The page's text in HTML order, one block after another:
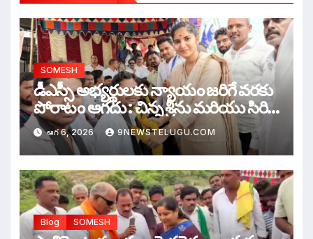
SOMESH
డీఎస్సీ అభ్యర్థులకు న్యాయం జరిగే వరకు
పోరాటం ఆగదు : చిన్న శ్రీను మరియు సిరి
సహస్ర
ఆగ 6, 2026 9NEWSTELUGU.COM
Blog SOMESH